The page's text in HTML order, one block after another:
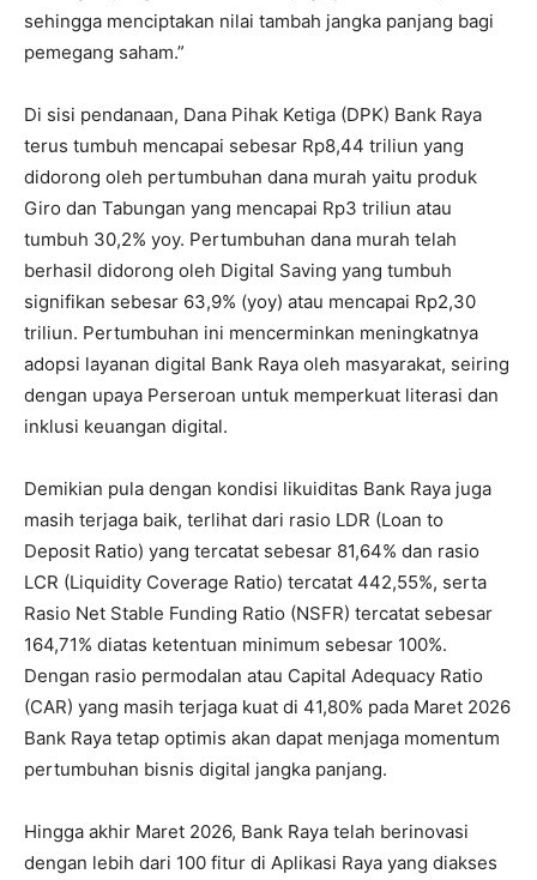
sehingga menciptakan nilai tambah jangka panjang bagi
pemegang saham.”
Di sisi pendanaan, Dana Pihak Ketiga (DPK) Bank Raya
terus tumbuh mencapai sebesar Rp8,44 triliun yang
didorong oleh pertumbuhan dana murah yaitu produk
Giro dan Tabungan yang mencapai Rp3 triliun atau
tumbuh 30,2% yoy. Pertumbuhan dana murah telah
berhasil didorong oleh Digital Saving yang tumbuh
signifikan sebesar 63,9% (yoy) atau mencapai Rp2,30
triliun. Pertumbuhan ini mencerminkan meningkatnya
adopsi layanan digital Bank Raya oleh masyarakat, seiring
dengan upaya Perseroan untuk memperkuat literasi dan
inklusi keuangan digital.
Demikian pula dengan kondisi likuiditas Bank Raya juga
masih terjaga baik, terlihat dari rasio LDR (Loan to
Deposit Ratio) yang tercatat sebesar 81,64% dan rasio
LCR (Liquidity Coverage Ratio) tercatat 442,55%, serta
Rasio Net Stable Funding Ratio (NSFR) tercatat sebesar
164,71% diatas ketentuan minimum sebesar 100%.
Dengan rasio permodalan atau Capital Adequacy Ratio
(CAR) yang masih terjaga kuat di 41,80% pada Maret 2026
Bank Raya tetap optimis akan dapat menjaga momentum
pertumbuhan bisnis digital jangka panjang.
Hingga akhir Maret 2026, Bank Raya telah berinovasi
dengan lebih dari 100 fitur di Aplikasi Raya yang diakses